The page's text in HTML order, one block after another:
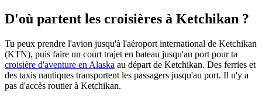
D'où partent les croisières à Ketchikan ?
Tu peux prendre l'avion jusqu'à l'aéroport international de Ketchikan
(KTN), puis faire un court trajet en bateau jusqu'au port pour ta
croisière d'aventure en Alaska au départ de Ketchikan. Des ferries et
des taxis nautiques transportent les passagers jusqu'au port. Il n'y a
pas d'accès routier à Ketchikan.